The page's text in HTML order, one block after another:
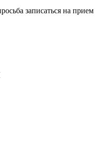
записаться на прием